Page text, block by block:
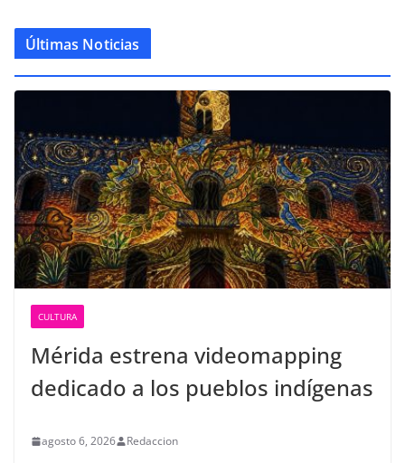
Últimas Noticias
CULTURA
Mérida estrena videomapping
dedicado a los pueblos indígenas
agosto 6, 2026 Redaccion